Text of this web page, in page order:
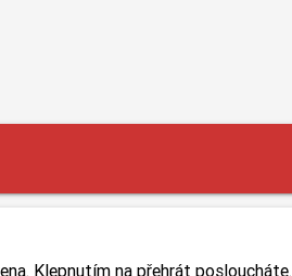
Klepnutím na přehrát posloucháte.